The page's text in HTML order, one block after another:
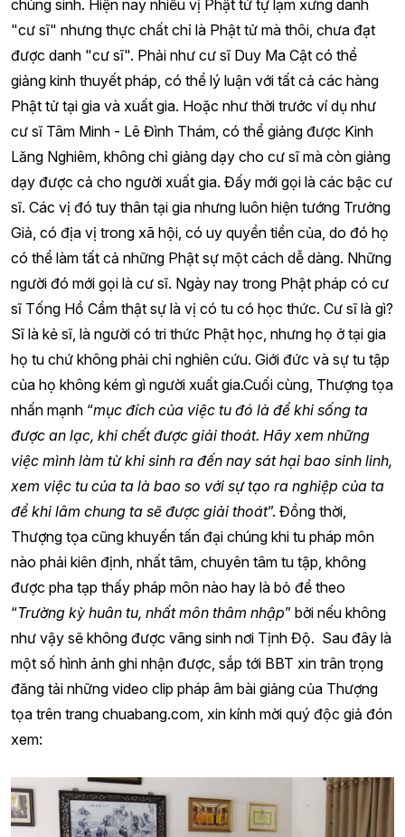
chúng sinh. Hiện nay nhiều vị Phật tử tự lạm xưng danh
"cư sĩ" nhưng thực chất chỉ là Phật tử mà thôi, chưa đạt
được danh "cư sĩ". Phải như cư sĩ Duy Ma Cật có thể
giảng kinh thuyết pháp, có thể lý luận với tất cả các hàng
Phật tử tại gia và xuất gia. Hoặc như thời trước ví dụ như
cư sĩ Tâm Minh - Lê Đình Thám, có thể giảng được Kinh
Lăng Nghiêm, không chỉ giảng dạy cho cư sĩ mà còn giảng
dạy được cả cho người xuất gia. Đấy mới gọi là các bậc cư
sĩ. Các vị đó tuy thân tại gia nhưng luôn hiện tướng Trưởng
Giả, có địa vị trong xã hội, có uy quyền tiền của, do đó họ
có thể làm tất cả những Phật sự một cách dễ dàng. Những
người đó mới gọi là cư sĩ. Ngày nay trong Phật pháp có cư
sĩ Tống Hồ Cầm thật sự là vị có tu có học thức. Cư sĩ là gì?
Sĩ là kẻ sĩ, là người có tri thức Phật học, nhưng họ ở tại gia
họ tu chứ không phải chỉ nghiên cứu. Giới đức và sự tu tập
của họ không kém gì người xuất gia.Cuối cùng, Thượng tọa
nhấn mạnh “mục đích của việc tu đó là để khi sống ta
được an lạc, khi chết được giải thoát. Hãy xem những
việc mình làm từ khi sinh ra đến nay sát hại bao sinh linh,
xem việc tu của ta là bao so với sự tạo ra nghiệp của ta
để khi lâm chung ta sẽ được giải thoát”. Đồng thời,
Thượng tọa cũng khuyến tấn đại chúng khi tu pháp môn
nào phải kiên định, nhất tâm, chuyên tâm tu tập, không
được pha tạp thấy pháp môn nào hay là bỏ để theo
“Trường kỳ huân tu, nhất môn thâm nhập” bởi nếu không
như vậy sẽ không được vãng sinh nơi Tịnh Độ. Sau đây là
một số hình ảnh ghi nhận được, sắp tới BBT xin trân trọng
đăng tải những video clip pháp âm bài giảng của Thượng
tọa trên trang chuabang.com, xin kính mời quý độc giả đón
xem: